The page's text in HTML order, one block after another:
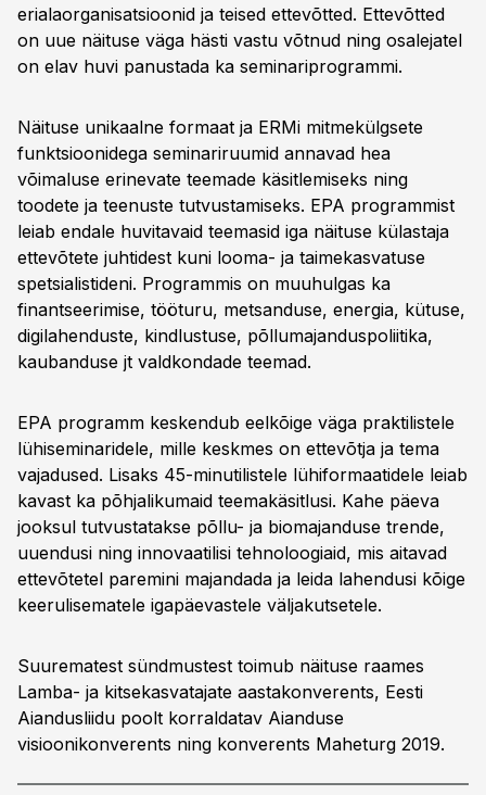
erialaorganisatsioonid ja teised ettevõtted. Ettevõtted
on uue näituse väga hästi vastu võtnud ning osalejatel
on elav huvi panustada ka seminariprogrammi.
Näituse unikaalne formaat ja ERMi mitmekülgsete
funktsioonidega seminariruumid annavad hea
võimaluse erinevate teemade käsitlemiseks ning
toodete ja teenuste tutvustamiseks. EPA programmist
leiab endale huvitavaid teemasid iga näituse külastaja
ettevõtete juhtidest kuni looma- ja taimekasvatuse
spetsialistideni. Programmis on muuhulgas ka
finantseerimise, tööturu, metsanduse, energia, kütuse,
digilahenduste, kindlustuse, põllumajanduspoliitika,
kaubanduse jt valdkondade teemad.
EPA programm keskendub eelkõige väga praktilistele
lühiseminaridele, mille keskmes on ettevõtja ja tema
vajadused. Lisaks 45-minutilistele lühiformaatidele leiab
kavast ka põhjalikumaid teemakäsitlusi. Kahe päeva
jooksul tutvustatakse põllu- ja biomajanduse trende,
uuendusi ning innovaatilisi tehnoloogiaid, mis aitavad
ettevõtetel paremini majandada ja leida lahendusi kõige
keerulisematele igapäevastele väljakutsetele.
Suurematest sündmustest toimub näituse raames
Lamba- ja kitsekasvatajate aastakonverents, Eesti
Aiandusliidu poolt korraldatav Aianduse
visioonikonverents ning konverents Maheturg 2019.